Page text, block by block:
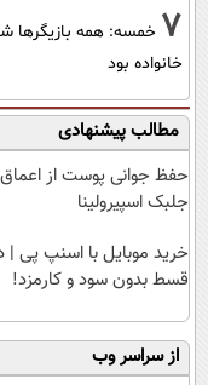
7 خمسه: همه بازیگرها
خانواده بود
مطالب پیشنهادی
حفظ جوانی پوست از اعماق
جلبک اسپیرولینا
قسط بدون سود و کارمزد!
از سراسر وب